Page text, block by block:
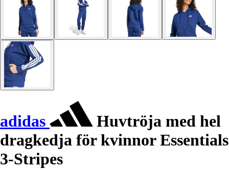
adidas
Huvtröja med hel
dragkedja för kvinnor Essentials
3-Stripes